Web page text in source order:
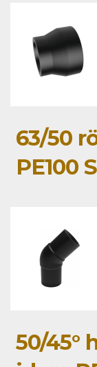
63/50
PE100
50/45°